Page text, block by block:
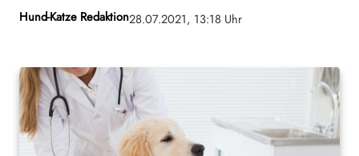
Hund-Katze Redaktion28.07.2021, 13:18 Uhr